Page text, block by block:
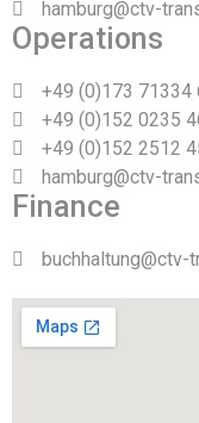
hamburg@ctv-
Operations
+49 (0)173 71334
+49 (0)152 0235
+49 (0)152 2512
hamburg@ctv-
Finance
buchhaltung@ctv-